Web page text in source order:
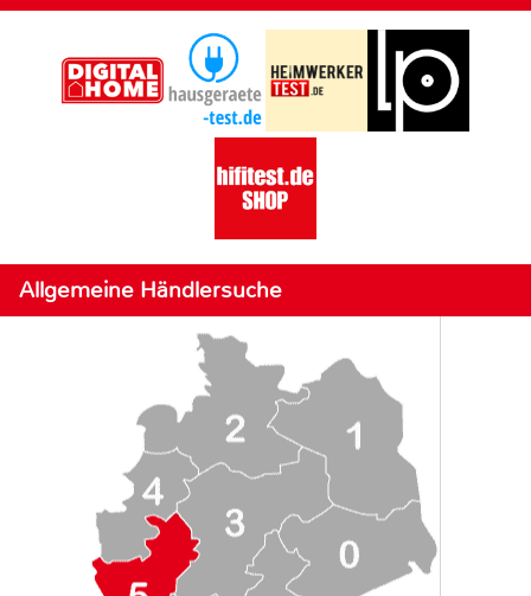
Allgemeine Händlersuche